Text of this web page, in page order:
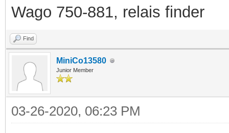
Wago 750-881, relais finder
Find
MiniCo13580
Junior Member
03-26-2020, 06:23 PM